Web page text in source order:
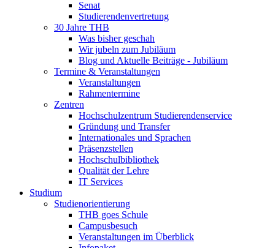
Senat
Studierendenvertretung
30 Jahre THB
Was bisher geschah
Wir jubeln zum Jubiläum
Blog und Aktuelle Beiträge - Jubiläum
Termine & Veranstaltungen
Veranstaltungen
Rahmentermine
Zentren
Hochschulzentrum Studierendenservice
Gründung und Transfer
Internationales und Sprachen
Präsenzstellen
Hochschulbibliothek
Qualität der Lehre
IT Services
Studium
Studienorientierung
THB goes Schule
Campusbesuch
Veranstaltungen im Überblick